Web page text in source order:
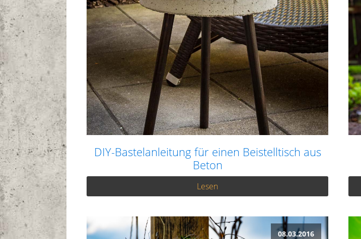
DIY-Bastelanleitung für einen Beistelltisch aus
Beton
Lesen
08.03.2016